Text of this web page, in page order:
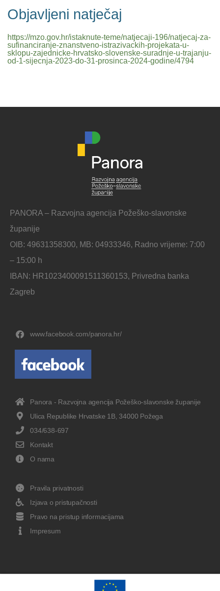
Objavljeni natječaj
https://mzo.gov.hr/istaknute-teme/natjecaji-196/natjecaj-za-
sufinanciranje-znanstveno-istrazivackih-projekata-u-
sklopu-zajednicke-hrvatsko-slovenske-suradnje-u-trajanju-
od-1-sijecnja-2023-do-31-prosinca-2024-godine/4794
PANORA – Razvojna agencija Požeško-slavonske
županije
OIB: 49631358300, MB: 04933346, Radno vrijeme: 7:00
– 15:00 h
IBAN: HR1023400091511360153, Privredna banka
Zagreb
www.facebook.com/panora.hr/
Panora - Razvojna agencija Požeško-slavonske županije
Ulica Republike Hrvatske 1B, 34000 Požega
034/638-697
Kontakt
O nama
Pravila privatnosti
Izjava o pristupačnosti
Pravo na pristup informacijama
Impresum